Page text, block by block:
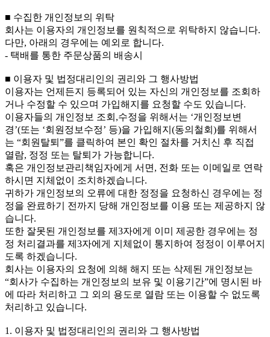
■ 수집한 개인정보의 위탁
회사는 이용자의 개인정보를 원칙적으로 위탁하지 않습니다.
다만, 아래의 경우에는 예외로 합니다.
- 택배를 통한 주문상품의 배송시
■ 이용자 및 법정대리인의 권리와 그 행사방법
이용자는 언제든지 등록되어 있는 자신의 개인정보를 조회하
거나 수정할 수 있으며 가입해지를 요청할 수도 있습니다.
이용자들의 개인정보 조회,수정을 위해서는 ‘개인정보변
경’(또는 ‘회원정보수정’ 등)을 가입해지(동의철회)를 위해서
는 “회원탈퇴”를 클릭하여 본인 확인 절차를 거치신 후 직접
열람, 정정 또는 탈퇴가 가능합니다.
혹은 개인정보관리책임자에게 서면, 전화 또는 이메일로 연락
하시면 지체없이 조치하겠습니다.
귀하가 개인정보의 오류에 대한 정정을 요청하신 경우에는 정
정을 완료하기 전까지 당해 개인정보를 이용 또는 제공하지 않
습니다.
또한 잘못된 개인정보를 제3자에게 이미 제공한 경우에는 정
정 처리결과를 제3자에게 지체없이 통지하여 정정이 이루어지
도록 하겠습니다.
회사는 이용자의 요청에 의해 해지 또는 삭제된 개인정보는
“회사가 수집하는 개인정보의 보유 및 이용기간”에 명시된 바
에 따라 처리하고 그 외의 용도로 열람 또는 이용할 수 없도록
처리하고 있습니다.
1. 이용자 및 법정대리인의 권리와 그 행사방법